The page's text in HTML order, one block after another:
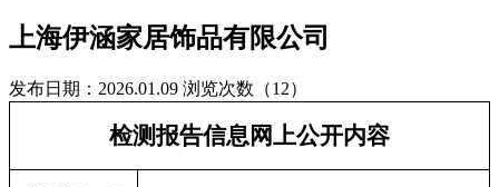
上海伊涵家居饰品有限公司
发布日期：2026.01.09 浏览次数（12）
检测报告信息网上公开内容